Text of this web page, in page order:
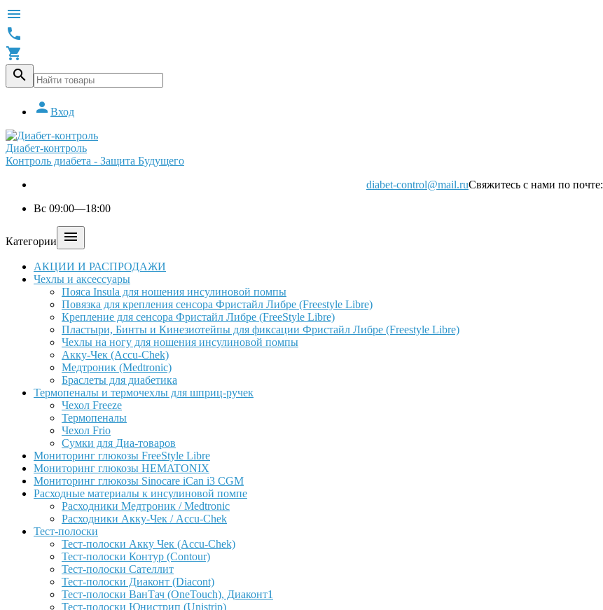




 Вход
Диабет-контроль
Контроль диабета - Защита Будущего
diabet-control@mail.ruСвяжитесь с нами по почте:
Вс 09:00—18:00
Категории 
АКЦИИ И РАСПРОДАЖИ
Чехлы и аксессуары
Пояса Insula для ношения инсулиновой помпы
Повязка для крепления сенсора Фристайл Либре (Freestyle Libre)
Крепление для сенсора Фристайл Либре (FreeStyle Libre)
Пластыри, Бинты и Кинезиотейпы для фиксации Фристайл Либре (Freestyle Libre)
Чехлы на ногу для ношения инсулиновой помпы
Акку-Чек (Accu-Chek)
Медтроник (Medtronic)
Браслеты для диабетика
Термопеналы и термочехлы для шприц-ручек
Чехол Freeze
Термопеналы
Чехол Frio
Сумки для Диа-товаров
Мониторинг глюкозы FreeStyle Libre
Мониторинг глюкозы HEMATONIX
Мониторинг глюкозы Sinocare iCan i3 CGM
Расходные материалы к инсулиновой помпе
Расходники Медтроник / Medtronic
Расходники Акку-Чек / Accu-Chek
Тест-полоски
Тест-полоски Акку Чек (Accu-Chek)
Тест-полоски Контур (Contour)
Тест-полоски Сателлит
Тест-полоски Диаконт (Diacont)
Тест-полоски ВанТач (OneTouch), Диаконт1
Тест-полоски Юнистрип (Unistrip)